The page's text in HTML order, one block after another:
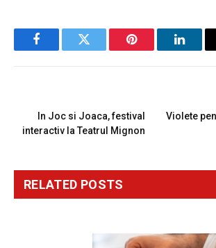
FacebookTwitter Pinterest
In Joc si Joaca, festival
interactiv la Teatrul Mignon
Violete
RELATED POSTS